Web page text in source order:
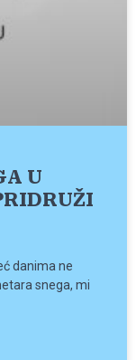
U
danima ne
snega, mi